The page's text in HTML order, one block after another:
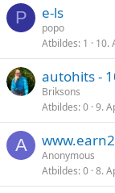
P e-ls
popo
Atbildes 1 10.
autohits -
Briksons
Atbildes 0 9.
A
Anonymous
Atbildes 0 8.